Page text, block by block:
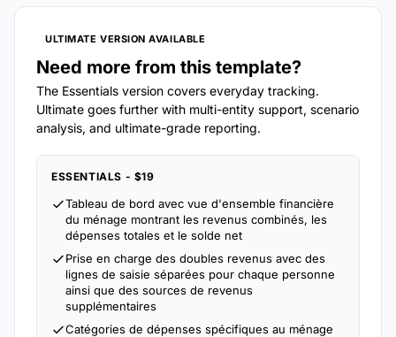
ULTIMATE VERSION AVAILABLE
Need more from this template?
The Essentials version covers everyday tracking.
Ultimate goes further with multi-entity support, scenario
analysis, and ultimate-grade reporting.
ESSENTIALS - $19
Tableau de bord avec vue d'ensemble financière
du ménage montrant les revenus combinés, les
dépenses totales et le solde net
Prise en charge des doubles revenus avec des
lignes de saisie séparées pour chaque personne
ainsi que des sources de revenus
supplémentaires
Catégories de dépenses spécifiques au ménage